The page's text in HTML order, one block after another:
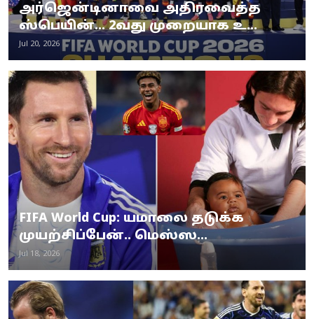
அர்ஜென்டினாவை அதிரவைத்த
ஸ்பெயின்... 2வது முறையாக உ...
Jul 20, 2026
FIFA World Cup: யமாலை தடுக்க
முயற்சிப்பேன்.. மெஸ்ஸ...
Jul 18, 2026